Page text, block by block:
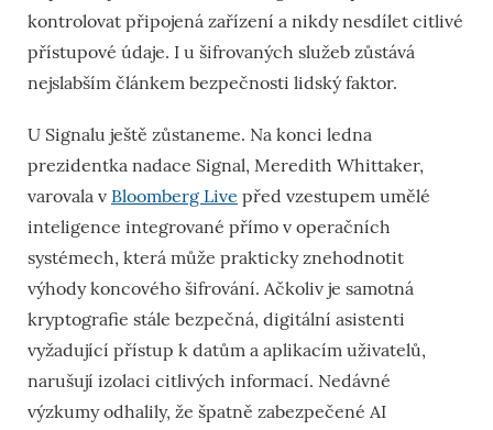
kontrolovat připojená zařízení a nikdy nesdílet citlivé
přístupové údaje. I u šifrovaných služeb zůstává
nejslabším článkem bezpečnosti lidský faktor.
U Signalu ještě zůstaneme. Na konci ledna
prezidentka nadace Signal, Meredith Whittaker,
varovala v Bloomberg Live před vzestupem umělé
inteligence integrované přímo v operačních
systémech, která může prakticky znehodnotit
výhody koncového šifrování. Ačkoliv je samotná
kryptografie stále bezpečná, digitální asistenti
vyžadující přístup k datům a aplikacím uživatelů,
narušují izolaci citlivých informací. Nedávné
výzkumy odhalily, že špatně zabezpečené AI